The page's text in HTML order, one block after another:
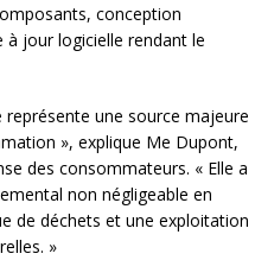
conception
jour logicielle rendant le
représente une source majeure
», explique Me Dupont,
des consommateurs. « Elle a
non négligeable en
de déchets et une exploitation
»